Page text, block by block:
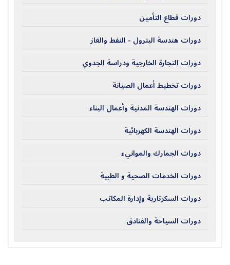
دورات قطاع التأمين
دورات هندسة البترول - النفط والغاز
دورات التجارة الخارجية ودراسة الجدوي
دورات تخطيط أعمال الصيانة
دورات الهندسة المدنية وأعمال البناء
دورات الهندسة الكهربائية
دورات الجمارك والموانيء
دورات الخدمات الصحية و الطبية
دورات السكرتارية وإدارة المكاتب
دورات السياحة والفنادق